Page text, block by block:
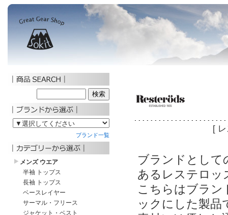
[
ブランドとして
あるレステロッ
こちらはブラン
ックにした製品